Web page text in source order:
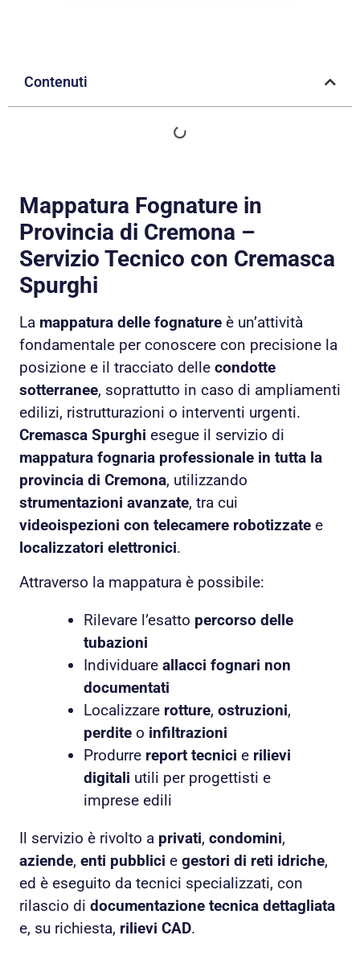
Contenuti
Mappatura Fognature in
Provincia di Cremona –
Servizio Tecnico con Cremasca
Spurghi
La mappatura delle fognature è un’attività
fondamentale per conoscere con precisione la
posizione e il tracciato delle condotte
sotterranee, soprattutto in caso di ampliamenti
edilizi, ristrutturazioni o interventi urgenti.
Cremasca Spurghi esegue il servizio di
mappatura fognaria professionale in tutta la
provincia di Cremona, utilizzando
strumentazioni avanzate, tra cui
videoispezioni con telecamere robotizzate e
localizzatori elettronici.
Attraverso la mappatura è possibile:
Rilevare l’esatto percorso delle
tubazioni
Individuare allacci fognari non
documentati
Localizzare rotture, ostruzioni,
perdite o infiltrazioni
Produrre report tecnici e rilievi
digitali utili per progettisti e
imprese edili
Il servizio è rivolto a privati, condomini,
aziende, enti pubblici e gestori di reti idriche,
ed è eseguito da tecnici specializzati, con
rilascio di documentazione tecnica dettagliata
e, su richiesta, rilievi CAD.